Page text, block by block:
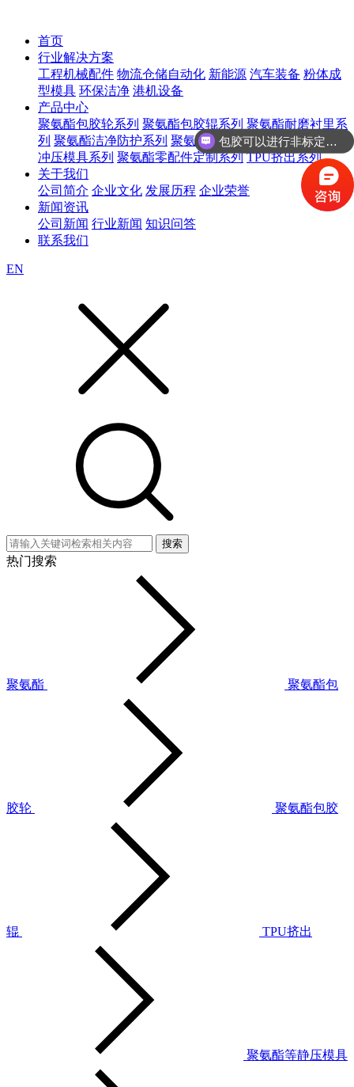
首页
行业解决方案
工程机械配件 物流仓储自动化 新能源 汽车装备 粉体成
型模具 环保洁净 港机设备
产品中心
聚氨酯包胶轮系列 聚氨酯包胶辊系列 聚氨酯耐磨衬里系
列 聚氨酯洁净防护系列 聚氨酯等静压模具系列 聚氨酯
冲压模具系列 聚氨酯零配件定制系列 TPU挤出系列
关于我们
公司简介 企业文化 发展历程 企业荣誉
新闻资讯
公司新闻 行业新闻 知识问答
联系我们
EN
搜索
热门搜索
聚氨酯 聚氨酯包
胶轮 聚氨酯包胶
辊 TPU挤出
聚氨酯等静压模具
咨询聚氨酯包胶轮